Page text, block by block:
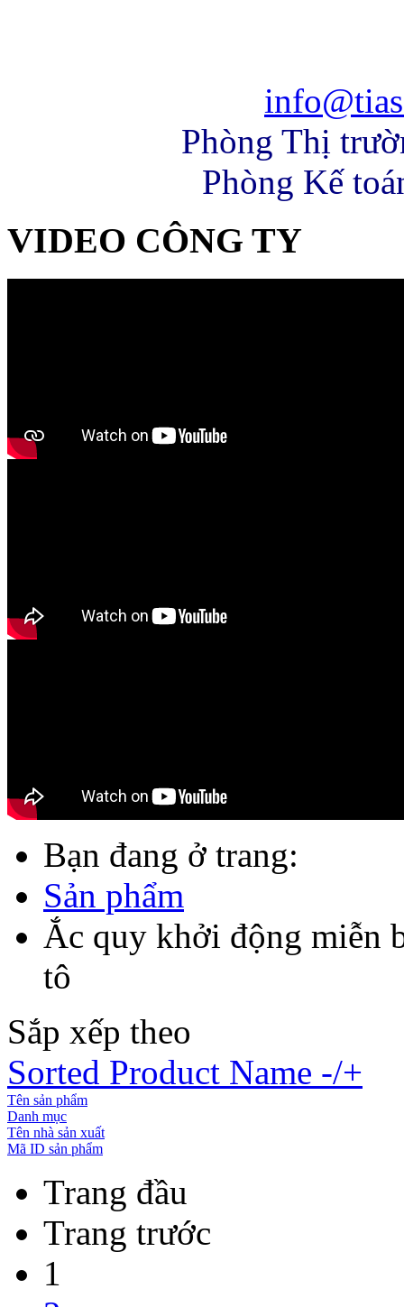
Phòng Thị
Phòng Kế
VIDEO CÔNG TY
Bạn đang ở trang:
Sản phẩm
Ắc quy khởi động miễn
tô
Sắp xếp theo
Sorted Product Name -/+
Tên sản phẩm
Danh mục
Tên nhà sản xuất
Mã ID sản phẩm
Trang đầu
Trang trước
1